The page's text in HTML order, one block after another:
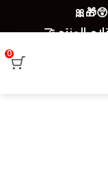
المنتج 🤝
📦🚚
0